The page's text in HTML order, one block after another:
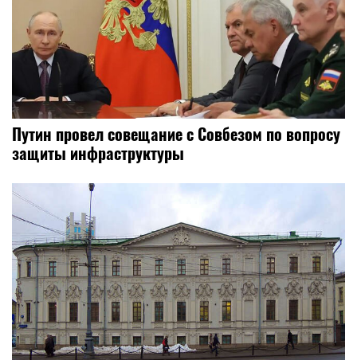
Путин провел совещание с Совбезом по вопросу
защиты инфраструктуры